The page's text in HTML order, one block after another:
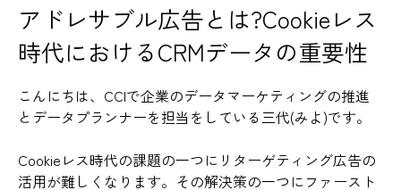
アドレサブル広告とは?Cookieレス
時代におけるCRMデータの重要性
こんにちは、CCIで企業のデータマーケティングの推進
とデータプランナーを担当をしている三代(みよ)です。
Cookieレス時代の課題の一つにリターゲティング広告の
活用が難しくなります。その解決策の一つにファースト